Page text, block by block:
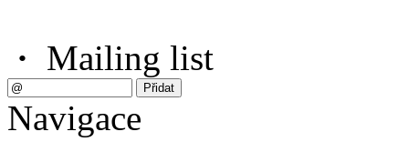
· Mailing list
Navigace